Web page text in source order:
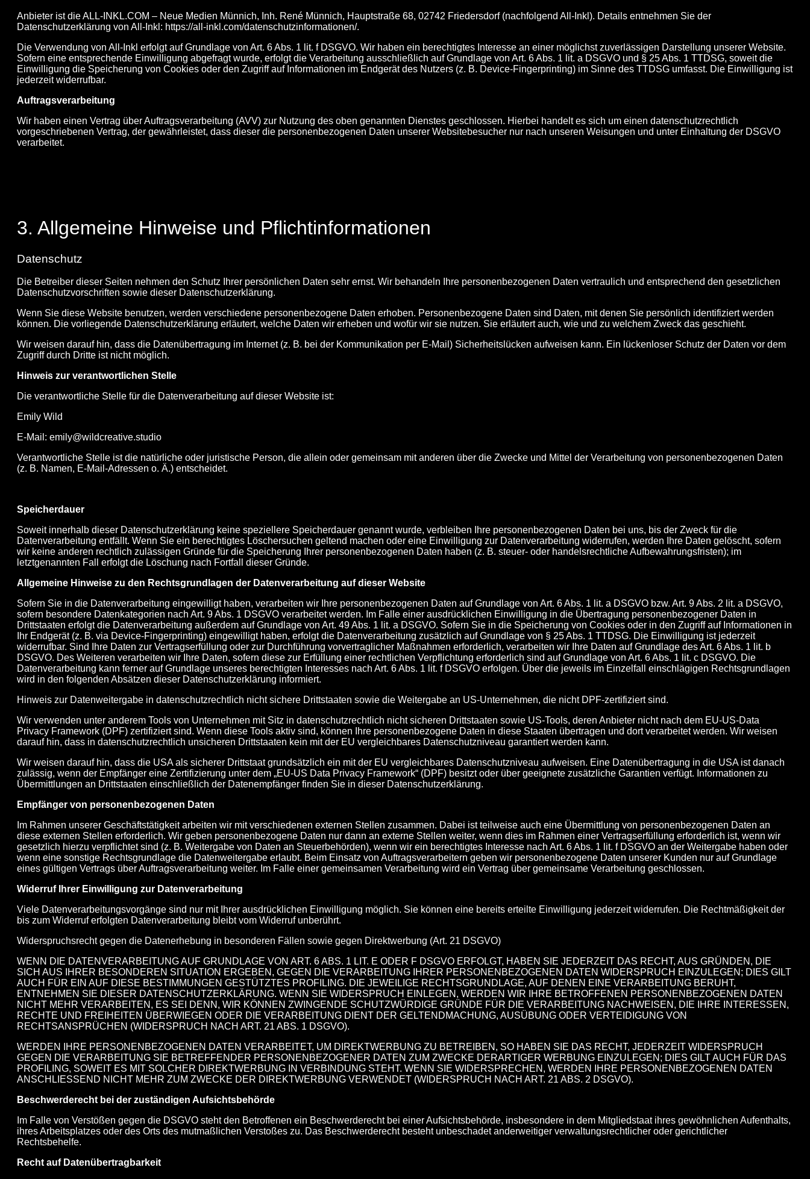
Anbieter ist die ALL-INKL.COM – Neue Medien Münnich, Inh. René Münnich, Hauptstraße 68, 02742 Friedersdorf (nachfolgend All-Inkl). Details entnehmen Sie der
Datenschutzerklärung von All-Inkl: https://all-inkl.com/datenschutzinformationen/.
Die Verwendung von All-Inkl erfolgt auf Grundlage von Art. 6 Abs. 1 lit. f DSGVO. Wir haben ein berechtigtes Interesse an einer möglichst zuverlässigen Darstellung unserer Website.
Sofern eine entsprechende Einwilligung abgefragt wurde, erfolgt die Verarbeitung ausschließlich auf Grundlage von Art. 6 Abs. 1 lit. a DSGVO und § 25 Abs. 1 TTDSG, soweit die
Einwilligung die Speicherung von Cookies oder den Zugriff auf Informationen im Endgerät des Nutzers (z. B. Device-Fingerprinting) im Sinne des TTDSG umfasst. Die Einwilligung ist
jederzeit widerrufbar.
Auftragsverarbeitung
Wir haben einen Vertrag über Auftragsverarbeitung (AVV) zur Nutzung des oben genannten Dienstes geschlossen. Hierbei handelt es sich um einen datenschutzrechtlich
vorgeschriebenen Vertrag, der gewährleistet, dass dieser die personenbezogenen Daten unserer Websitebesucher nur nach unseren Weisungen und unter Einhaltung der DSGVO
verarbeitet.
3. Allgemeine Hinweise und Pflichtinformationen
Datenschutz
Die Betreiber dieser Seiten nehmen den Schutz Ihrer persönlichen Daten sehr ernst. Wir behandeln Ihre personenbezogenen Daten vertraulich und entsprechend den gesetzlichen
Datenschutzvorschriften sowie dieser Datenschutzerklärung.
Wenn Sie diese Website benutzen, werden verschiedene personenbezogene Daten erhoben. Personenbezogene Daten sind Daten, mit denen Sie persönlich identifiziert werden
können. Die vorliegende Datenschutzerklärung erläutert, welche Daten wir erheben und wofür wir sie nutzen. Sie erläutert auch, wie und zu welchem Zweck das geschieht.
Wir weisen darauf hin, dass die Datenübertragung im Internet (z. B. bei der Kommunikation per E-Mail) Sicherheitslücken aufweisen kann. Ein lückenloser Schutz der Daten vor dem
Zugriff durch Dritte ist nicht möglich.
Hinweis zur verantwortlichen Stelle
Die verantwortliche Stelle für die Datenverarbeitung auf dieser Website ist:
Emily Wild
E-Mail: emily@wildcreative.studio
Verantwortliche Stelle ist die natürliche oder juristische Person, die allein oder gemeinsam mit anderen über die Zwecke und Mittel der Verarbeitung von personenbezogenen Daten
(z. B. Namen, E-Mail-Adressen o. Ä.) entscheidet.
Speicherdauer
Soweit innerhalb dieser Datenschutzerklärung keine speziellere Speicherdauer genannt wurde, verbleiben Ihre personenbezogenen Daten bei uns, bis der Zweck für die
Datenverarbeitung entfällt. Wenn Sie ein berechtigtes Löschersuchen geltend machen oder eine Einwilligung zur Datenverarbeitung widerrufen, werden Ihre Daten gelöscht, sofern
wir keine anderen rechtlich zulässigen Gründe für die Speicherung Ihrer personenbezogenen Daten haben (z. B. steuer- oder handelsrechtliche Aufbewahrungsfristen); im
letztgenannten Fall erfolgt die Löschung nach Fortfall dieser Gründe.
Allgemeine Hinweise zu den Rechtsgrundlagen der Datenverarbeitung auf dieser Website
Sofern Sie in die Datenverarbeitung eingewilligt haben, verarbeiten wir Ihre personenbezogenen Daten auf Grundlage von Art. 6 Abs. 1 lit. a DSGVO bzw. Art. 9 Abs. 2 lit. a DSGVO,
sofern besondere Datenkategorien nach Art. 9 Abs. 1 DSGVO verarbeitet werden. Im Falle einer ausdrücklichen Einwilligung in die Übertragung personenbezogener Daten in
Drittstaaten erfolgt die Datenverarbeitung außerdem auf Grundlage von Art. 49 Abs. 1 lit. a DSGVO. Sofern Sie in die Speicherung von Cookies oder in den Zugriff auf Informationen in
Ihr Endgerät (z. B. via Device-Fingerprinting) eingewilligt haben, erfolgt die Datenverarbeitung zusätzlich auf Grundlage von § 25 Abs. 1 TTDSG. Die Einwilligung ist jederzeit
widerrufbar. Sind Ihre Daten zur Vertragserfüllung oder zur Durchführung vorvertraglicher Maßnahmen erforderlich, verarbeiten wir Ihre Daten auf Grundlage des Art. 6 Abs. 1 lit. b
DSGVO. Des Weiteren verarbeiten wir Ihre Daten, sofern diese zur Erfüllung einer rechtlichen Verpflichtung erforderlich sind auf Grundlage von Art. 6 Abs. 1 lit. c DSGVO. Die
Datenverarbeitung kann ferner auf Grundlage unseres berechtigten Interesses nach Art. 6 Abs. 1 lit. f DSGVO erfolgen. Über die jeweils im Einzelfall einschlägigen Rechtsgrundlagen
wird in den folgenden Absätzen dieser Datenschutzerklärung informiert.
Hinweis zur Datenweitergabe in datenschutzrechtlich nicht sichere Drittstaaten sowie die Weitergabe an US-Unternehmen, die nicht DPF-zertifiziert sind.
Wir verwenden unter anderem Tools von Unternehmen mit Sitz in datenschutzrechtlich nicht sicheren Drittstaaten sowie US-Tools, deren Anbieter nicht nach dem EU-US-Data
Privacy Framework (DPF) zertifiziert sind. Wenn diese Tools aktiv sind, können Ihre personenbezogene Daten in diese Staaten übertragen und dort verarbeitet werden. Wir weisen
darauf hin, dass in datenschutzrechtlich unsicheren Drittstaaten kein mit der EU vergleichbares Datenschutzniveau garantiert werden kann.
Wir weisen darauf hin, dass die USA als sicherer Drittstaat grundsätzlich ein mit der EU vergleichbares Datenschutzniveau aufweisen. Eine Datenübertragung in die USA ist danach
zulässig, wenn der Empfänger eine Zertifizierung unter dem „EU-US Data Privacy Framework“ (DPF) besitzt oder über geeignete zusätzliche Garantien verfügt. Informationen zu
Übermittlungen an Drittstaaten einschließlich der Datenempfänger finden Sie in dieser Datenschutzerklärung.
Empfänger von personenbezogenen Daten
Im Rahmen unserer Geschäftstätigkeit arbeiten wir mit verschiedenen externen Stellen zusammen. Dabei ist teilweise auch eine Übermittlung von personenbezogenen Daten an
diese externen Stellen erforderlich. Wir geben personenbezogene Daten nur dann an externe Stellen weiter, wenn dies im Rahmen einer Vertragserfüllung erforderlich ist, wenn wir
gesetzlich hierzu verpflichtet sind (z. B. Weitergabe von Daten an Steuerbehörden), wenn wir ein berechtigtes Interesse nach Art. 6 Abs. 1 lit. f DSGVO an der Weitergabe haben oder
wenn eine sonstige Rechtsgrundlage die Datenweitergabe erlaubt. Beim Einsatz von Auftragsverarbeitern geben wir personenbezogene Daten unserer Kunden nur auf Grundlage
eines gültigen Vertrags über Auftragsverarbeitung weiter. Im Falle einer gemeinsamen Verarbeitung wird ein Vertrag über gemeinsame Verarbeitung geschlossen.
Widerruf Ihrer Einwilligung zur Datenverarbeitung
Viele Datenverarbeitungsvorgänge sind nur mit Ihrer ausdrücklichen Einwilligung möglich. Sie können eine bereits erteilte Einwilligung jederzeit widerrufen. Die Rechtmäßigkeit der
bis zum Widerruf erfolgten Datenverarbeitung bleibt vom Widerruf unberührt.
Widerspruchsrecht gegen die Datenerhebung in besonderen Fällen sowie gegen Direktwerbung (Art. 21 DSGVO)
WENN DIE DATENVERARBEITUNG AUF GRUNDLAGE VON ART. 6 ABS. 1 LIT. E ODER F DSGVO ERFOLGT, HABEN SIE JEDERZEIT DAS RECHT, AUS GRÜNDEN, DIE
SICH AUS IHRER BESONDEREN SITUATION ERGEBEN, GEGEN DIE VERARBEITUNG IHRER PERSONENBEZOGENEN DATEN WIDERSPRUCH EINZULEGEN; DIES GILT
AUCH FÜR EIN AUF DIESE BESTIMMUNGEN GESTÜTZTES PROFILING. DIE JEWEILIGE RECHTSGRUNDLAGE, AUF DENEN EINE VERARBEITUNG BERUHT,
ENTNEHMEN SIE DIESER DATENSCHUTZERKLÄRUNG. WENN SIE WIDERSPRUCH EINLEGEN, WERDEN WIR IHRE BETROFFENEN PERSONENBEZOGENEN DATEN
NICHT MEHR VERARBEITEN, ES SEI DENN, WIR KÖNNEN ZWINGENDE SCHUTZWÜRDIGE GRÜNDE FÜR DIE VERARBEITUNG NACHWEISEN, DIE IHRE INTERESSEN,
RECHTE UND FREIHEITEN ÜBERWIEGEN ODER DIE VERARBEITUNG DIENT DER GELTENDMACHUNG, AUSÜBUNG ODER VERTEIDIGUNG VON
RECHTSANSPRÜCHEN (WIDERSPRUCH NACH ART. 21 ABS. 1 DSGVO).
WERDEN IHRE PERSONENBEZOGENEN DATEN VERARBEITET, UM DIREKTWERBUNG ZU BETREIBEN, SO HABEN SIE DAS RECHT, JEDERZEIT WIDERSPRUCH
GEGEN DIE VERARBEITUNG SIE BETREFFENDER PERSONENBEZOGENER DATEN ZUM ZWECKE DERARTIGER WERBUNG EINZULEGEN; DIES GILT AUCH FÜR DAS
PROFILING, SOWEIT ES MIT SOLCHER DIREKTWERBUNG IN VERBINDUNG STEHT. WENN SIE WIDERSPRECHEN, WERDEN IHRE PERSONENBEZOGENEN DATEN
ANSCHLIESSEND NICHT MEHR ZUM ZWECKE DER DIREKTWERBUNG VERWENDET (WIDERSPRUCH NACH ART. 21 ABS. 2 DSGVO).
Beschwerderecht bei der zuständigen Aufsichtsbehörde
Im Falle von Verstößen gegen die DSGVO steht den Betroffenen ein Beschwerderecht bei einer Aufsichtsbehörde, insbesondere in dem Mitgliedstaat ihres gewöhnlichen Aufenthalts,
ihres Arbeitsplatzes oder des Orts des mutmaßlichen Verstoßes zu. Das Beschwerderecht besteht unbeschadet anderweitiger verwaltungsrechtlicher oder gerichtlicher
Rechtsbehelfe.
Recht auf Datenübertragbarkeit